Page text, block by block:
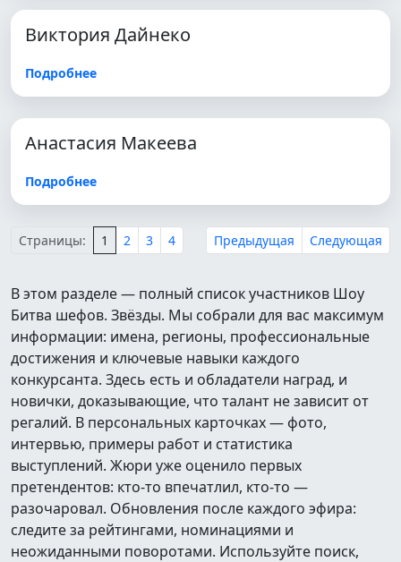
Виктория Дайнеко
Подробнее
Анастасия Макеева
Подробнее
Страницы: 1 2 3 4 Предыдущая Следующая
В этом разделе — полный список участников Шоу
Битва шефов. Звёзды. Мы собрали для вас максимум
информации: имена, регионы, профессиональные
достижения и ключевые навыки каждого
конкурсанта. Здесь есть и обладатели наград, и
новички, доказывающие, что талант не зависит от
регалий. В персональных карточках — фото,
интервью, примеры работ и статистика
выступлений. Жюри уже оценило первых
претендентов: кто‑то впечатлил, кто‑то —
разочаровал. Обновления после каждого эфира:
следите за рейтингами, номинациями и
неожиданными поворотами. Используйте поиск,